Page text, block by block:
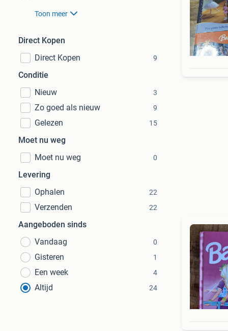
Toon meer
Direct Kopen
Direct Kopen
9
Conditie
Nieuw
3
Zo goed als nieuw 9
Gelezen 15
Moet nu weg
Moet nu weg
0
Levering
Ophalen
22
Verzenden 22
Aangeboden sinds
Vandaag
0
Gisteren 1
Een week 4
Altijd 24